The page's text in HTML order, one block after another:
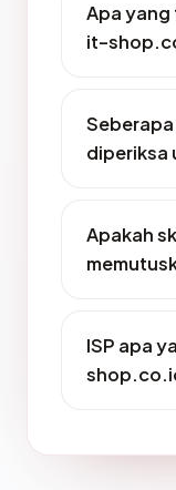
Apa
it-
diperiksa
Apakah
ISP apa